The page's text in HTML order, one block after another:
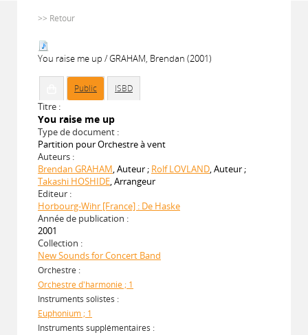
>> Retour
You raise me up / GRAHAM, Brendan (2001)
Public ISBD
Titre :
You raise me up
Type de document :
Partition pour Orchestre à vent
Auteurs :
Brendan GRAHAM, Auteur ; Rolf LOVLAND, Auteur ;
Takashi HOSHIDE, Arrangeur
Editeur :
Horbourg-Wihr [France] : De Haske
Année de publication :
2001
Collection :
New Sounds for Concert Band
Orchestre :
Orchestre d'harmonie ; 1
Instruments solistes :
Euphonium ; 1
Instruments supplémentaires :